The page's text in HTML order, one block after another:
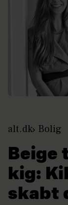
alt.dk Bolig
Beige
kig:
skabt